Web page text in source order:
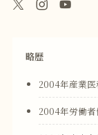
略歴
2004年産業
2004年労働